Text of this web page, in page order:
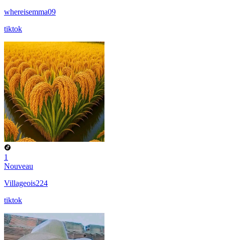
whereisemma09
tiktok
1
Nouveau
Villageois224
tiktok